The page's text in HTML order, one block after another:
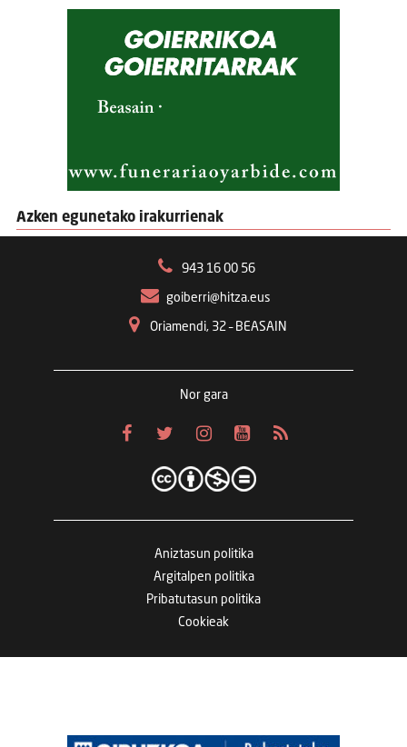
Azken egunetako irakurrienak
943 16 00 56
goiberri@hitza.eus
Oriamendi, 32 – BEASAIN
Nor gara
Aniztasun politika
Argitalpen politika
Pribatutasun politika
Cookieak